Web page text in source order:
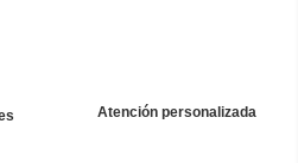
Atención personalizada